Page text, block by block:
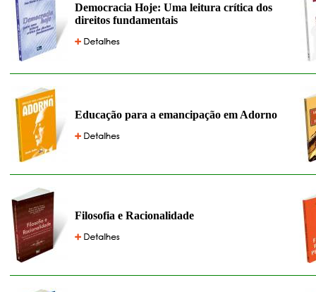
Democracia Hoje: Uma leitura crítica dos
direitos fundamentais
Educação para a emancipação em Adorno
Filosofia e Racionalidade